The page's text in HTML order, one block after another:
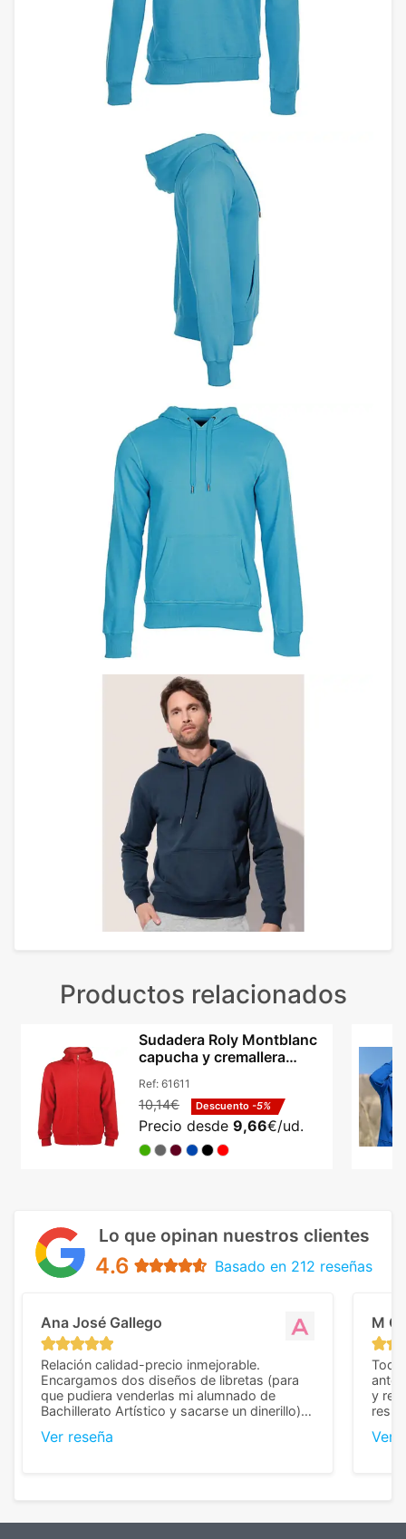
Productos relacionados
Sudadera Roly Montblanc
capucha y cremallera
Ref: 61611
10,14€ Descuento -5%
Precio desde 9,66€/ud.
Lo que opinan nuestros clientes
4.6 Basado en 212 reseñas
Ana José Gallego
Relación calidad-precio inmejorable.
Encargamos dos diseños de libretas (para
que pudiera venderlas mi alumnado de
Bachillerato Artístico y sacarse un dinerillo) y
diferencia, con libretas de muy buena calidad
Ver reseña
M C
Todo
y
Ver